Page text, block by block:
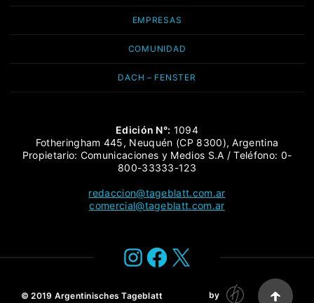
EMPRESAS
COMUNIDAD
DACH – FENSTER
Edición N°: 1094
Fotheringham 445, Neuquén (CP 8300), Argentina
Propietario: Comunicaciones y Medios S.A / Teléfono: 0-
800-33333-123
redaccion@tageblatt.com.ar
comercial@tageblatt.com.ar
Instagram
Facebook
X
© 2019 Argentinisches Tageblatt by